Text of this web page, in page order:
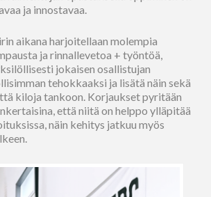
ja innostavaa.
aikana harjoitellaan molempia
ja rinnallevetoa + työntöä,
jokaisen osallistujan
tehokkaaksi ja lisätä näin sekä
kiloja tankoon. Korjaukset pyritään
että niitä on helppo ylläpitää
näin kehitys jatkuu myös